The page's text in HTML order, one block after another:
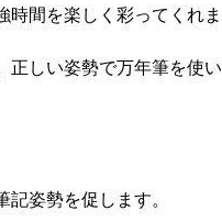
時間を楽しく彩ってくれま
正しい姿勢で万年筆を使い
姿勢を促します。